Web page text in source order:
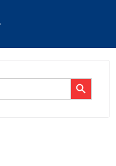
Search Button